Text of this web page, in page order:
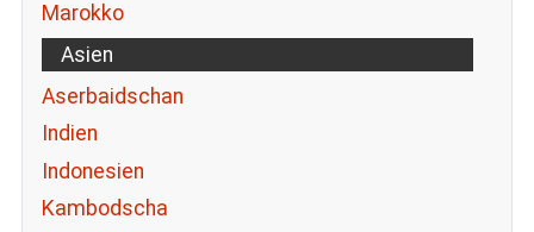
Marokko
Asien
Aserbaidschan
Indien
Indonesien
Kambodscha